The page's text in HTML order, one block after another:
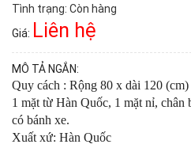
Tình trạng: Còn hàng
Giá: Liên hệ
MÔ TẢ NGẮN:
Quy cách : Rộng 80 x dài 120 (cm)
1 mặt từ Hàn Quốc, 1 mặt nỉ, chân
có bánh xe.
Xuất xứ: Hàn Quốc